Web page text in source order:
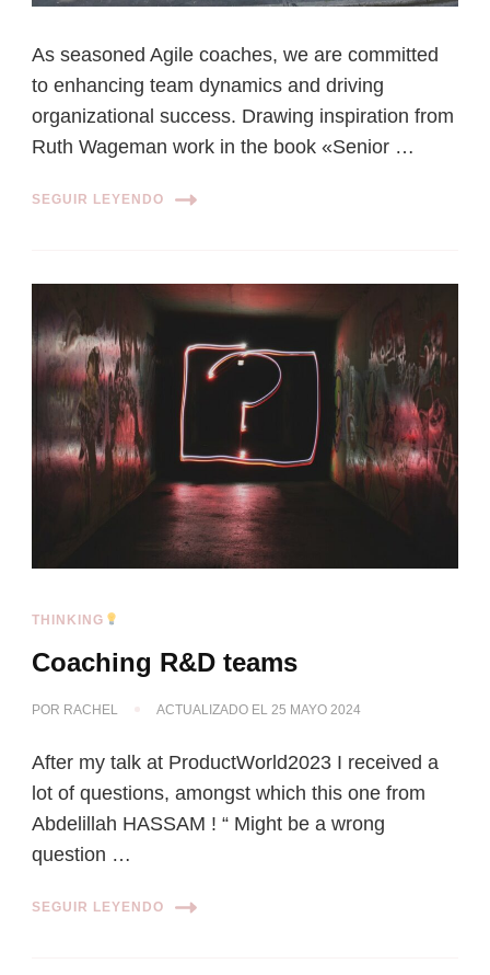
As seasoned Agile coaches, we are committed
to enhancing team dynamics and driving
organizational success. Drawing inspiration from
Ruth Wageman work in the book «Senior …
SEGUIR LEYENDO
THINKING
Coaching R&D teams
POR RACHEL ACTUALIZADO EL 25 MAYO 2024
After my talk at ProductWorld2023 I received a
lot of questions, amongst which this one from
Abdelillah HASSAM ! “ Might be a wrong
question …
SEGUIR LEYENDO